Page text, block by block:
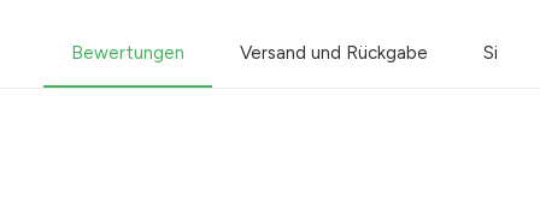
Bewertungen Versand und Rückgabe